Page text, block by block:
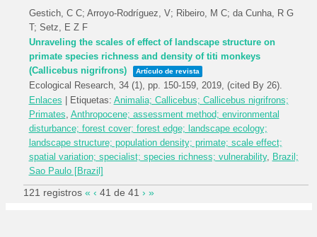
Gestich, C C; Arroyo-Rodríguez, V; Ribeiro, M C; da Cunha, R G
T; Setz, E Z F
Unraveling the scales of effect of landscape structure on
primate species richness and density of titi monkeys
(Callicebus nigrifrons)
Artículo de revista
Ecological Research, 34 (1), pp. 150-159, 2019, (cited By 26).
Enlaces | Etiquetas: Animalia; Callicebus; Callicebus nigrifrons;
Primates Anthropocene; assessment method; environmental
disturbance; forest cover; forest edge; landscape ecology;
landscape structure; population density; primate; scale effect;
spatial variation; specialist; species richness; vulnerability, Brazil;
Sao Paulo [Brazil]
121 registros « ‹ 41 de 41 › »